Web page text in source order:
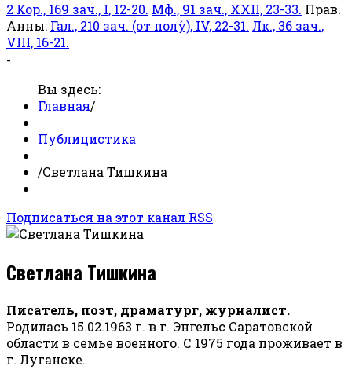
2 Кор., 169 зач., I, 12-20. Мф., 91 зач., XXII, 23-33. Прав.
Анны: Гал., 210 зач. (от полу́), IV, 22-31. Лк., 36 зач.,
VIII, 16-21.
-
Вы здесь:
Главная/
Публицистика
/Светлана Тишкина
Подписаться на этот канал RSS
Светлана Тишкина
Писатель, поэт, драматург, журналист.
Родилась 15.02.1963 г. в г. Энгельс Саратовской
области в семье военного. С 1975 года проживает в
г. Луганске.